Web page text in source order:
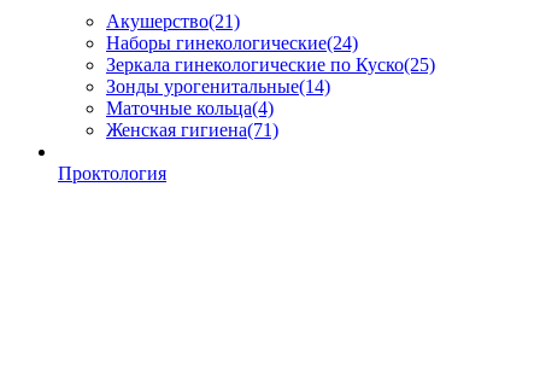
Акушерство(21)
Наборы гинекологические(24)
Зеркала гинекологические по Куско(25)
Зонды урогенитальные(14)
Маточные кольца(4)
Женская гигиена(71)
Проктология